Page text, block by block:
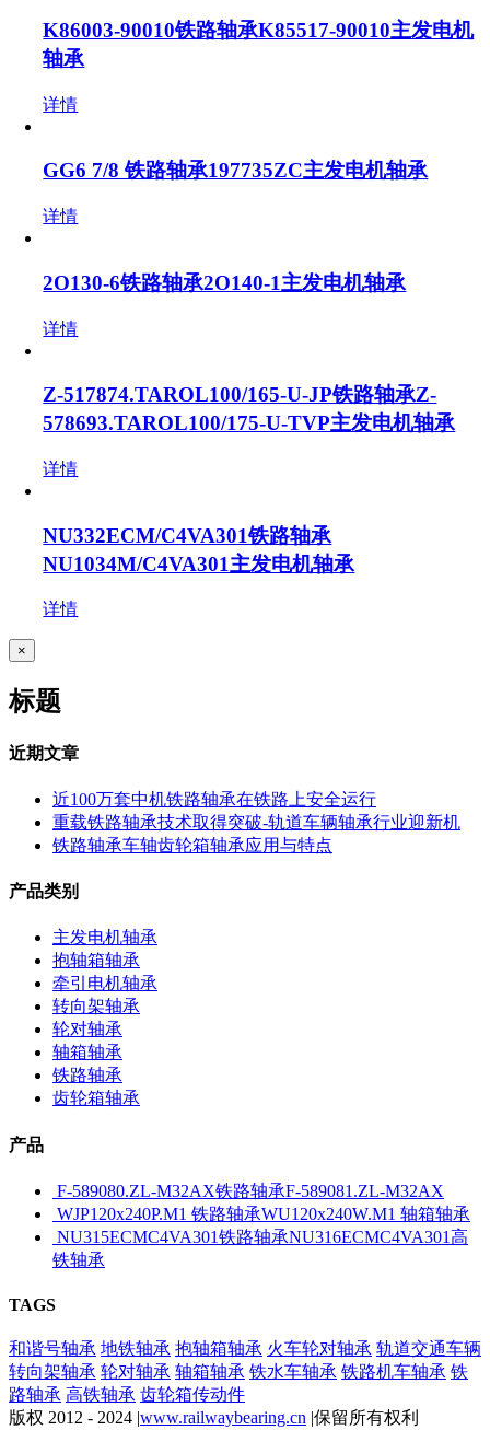
K86003-90010铁路轴承K85517-90010主发电机
轴承
详情
GG6 7/8 铁路轴承197735ZC主发电机轴承
详情
2O130-6铁路轴承2O140-1主发电机轴承
详情
Z-517874.TAROL100/165-U-JP铁路轴承Z-
578693.TAROL100/175-U-TVP主发电机轴承
详情
NU332ECM/C4VA301铁路轴承
NU1034M/C4VA301主发电机轴承
详情
关
产
品
速
×
标题
近期文章
近100万套中机铁路轴承在铁路上安全运行
重载铁路轴承技术取得突破-轨道车辆轴承行业迎新机
铁路轴承车轴齿轮箱轴承应用与特点
产品类别
主发电机轴承
抱轴箱轴承
牵引电机轴承
转向架轴承
轮对轴承
轴箱轴承
铁路轴承
齿轮箱轴承
产品
F-589080.ZL-M32AX铁路轴承F-589081.ZL-M32AX
WJP120x240P.M1 铁路轴承WU120x240W.M1 轴箱轴承
NU315ECMC4VA301铁路轴承NU316ECMC4VA301高
铁轴承
TAGS
和谐号轴承 地铁轴承 抱轴箱轴承 火车轮对轴承 轨道交通车辆
转向架轴承 轮对轴承 轴箱轴承 铁水车轴承 铁路机车轴承 铁
路轴承 高铁轴承 齿轮箱传动件
版权 2012 - 2024 |www.railwaybearing.cn |保留所有权利